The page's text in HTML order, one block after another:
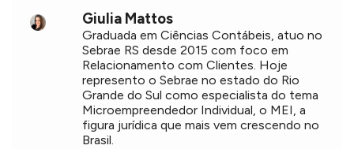
Giulia Mattos
Graduada em Ciências Contábeis, atuo no
Sebrae RS desde 2015 com foco em
Relacionamento com Clientes. Hoje
represento o Sebrae no estado do Rio
Grande do Sul como especialista do tema
Microempreendedor Individual, o MEI, a
figura jurídica que mais vem crescendo no
Brasil.